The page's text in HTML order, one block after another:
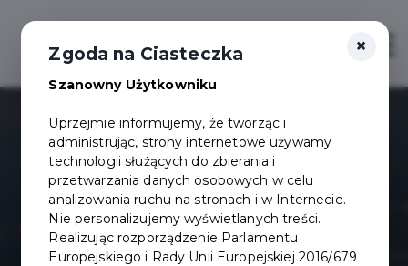
×
Zgoda na Ciasteczka
Szanowny Użytkowniku
Uprzejmie informujemy, że tworząc i
administrując, strony internetowe używamy
technologii służących do zbierania i
przetwarzania danych osobowych w celu
analizowania ruchu na stronach i w Internecie.
Nie personalizujemy wyświetlanych treści.
Realizując rozporządzenie Parlamentu
Europejskiego i Rady Unii Europejskiej 2016/679